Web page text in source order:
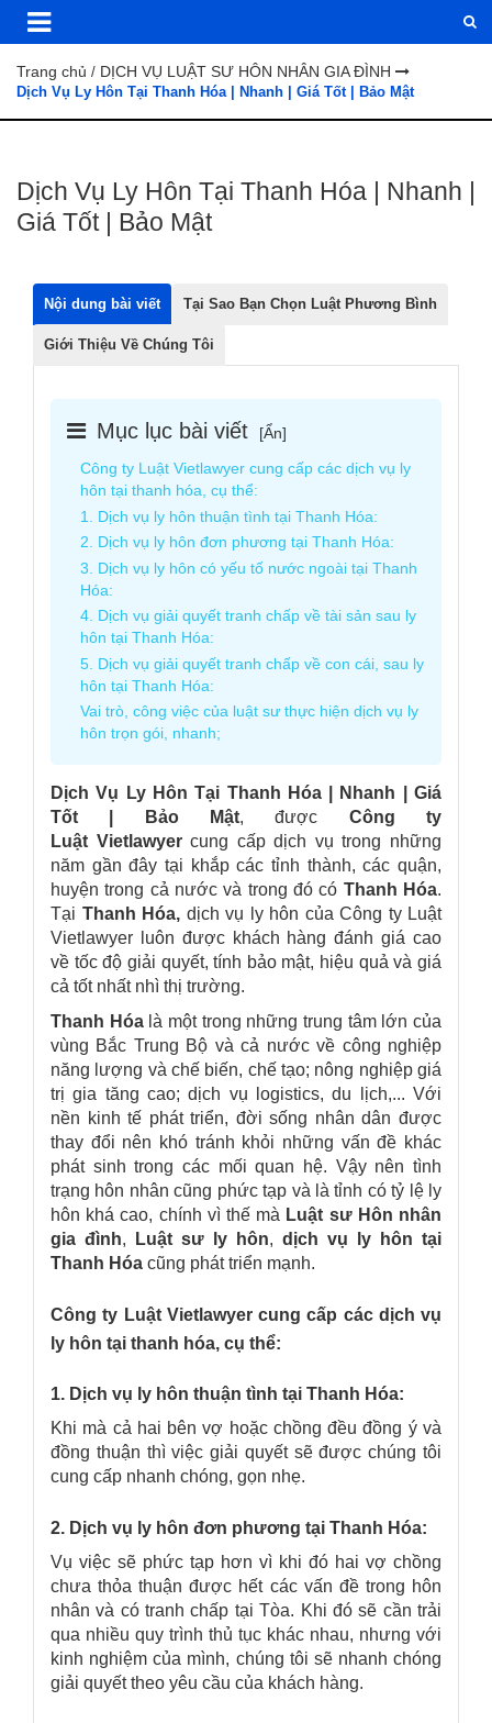
Trang chủ / DỊCH VỤ LUẬT SƯ HÔN NHÂN GIA ĐÌNH
Dịch Vụ Ly Hôn Tại Thanh Hóa | Nhanh | Giá Tốt | Bảo Mật
Dịch Vụ Ly Hôn Tại Thanh Hóa | Nhanh |
Giá Tốt | Bảo Mật
Nội dung bài viết Tại Sao Bạn Chọn Luật Phương Bình
Giới Thiệu Về Chúng Tôi
Mục lục bài viết [Ẩn]
Công ty Luật Vietlawyer cung cấp các dịch vụ ly
hôn tại thanh hóa, cụ thể:
1. Dịch vụ ly hôn thuận tình tại Thanh Hóa:
2. Dịch vụ ly hôn đơn phương tại Thanh Hóa:
3. Dịch vụ ly hôn có yếu tố nước ngoài tại Thanh
Hóa:
4. Dịch vụ giải quyết tranh chấp về tài sản sau ly
hôn tại Thanh Hóa:
5. Dịch vụ giải quyết tranh chấp về con cái, sau ly
hôn tại Thanh Hóa:
Vai trò, công việc của luật sư thực hiện dịch vụ ly
hôn trọn gói, nhanh;
Dịch Vụ Ly Hôn Tại Thanh Hóa| Nhanh | Giá
Tốt | Bảo Mật, được Công ty
Luật Vietlawyercung cấp dịch vụ trong những
năm gần đây tại khắp các tỉnh thành, các quận,
huyện trong cả nước và trong đó có Thanh Hóa.
Tại Thanh Hóa, dịch vụ ly hôn của Công ty Luật
Vietlawyer luôn được khách hàng đánh giá cao
về tốc độ giải quyết, tính bảo mật, hiệu quả và giá
cả tốt nhất nhì thị trường.
Thanh Hóa là một trong những trung tâm lớn của
vùng Bắc Trung Bộ và cả nước về công nghiệp
năng lượng và chế biến, chế tạo; nông nghiệp giá
trị gia tăng cao; dịch vụ logistics, du lịch,... Với
nền kinh tế phát triển, đời sống nhân dân được
thay đổi nên khó tránh khỏi những vấn đề khác
phát sinh trong các mối quan hệ. Vậy nên tình
trạng hôn nhân cũng phức tạp và là tỉnh có tỷ lệ ly
hôn khá cao, chính vì thế mà Luật sư Hôn nhân
gia đình, Luật sư ly hôn, dịch vụ ly hôn tại
Thanh Hóa cũng phát triển mạnh.
Công ty Luật Vietlawyer cung cấp các dịch vụ
ly hôn tại thanh hóa, cụ thể:
1. Dịch vụ ly hôn thuận tình tại Thanh Hóa:
Khi mà cả hai bên vợ hoặc chồng đều đồng ý và
đồng thuận thì việc giải quyết sẽ được chúng tôi
cung cấp nhanh chóng, gọn nhẹ.
2. Dịch vụ ly hôn đơn phương tại Thanh Hóa:
Vụ việc sẽ phức tạp hơn vì khi đó hai vợ chồng
chưa thỏa thuận được hết các vấn đề trong hôn
nhân và có tranh chấp tại Tòa. Khi đó sẽ cần trải
qua nhiều quy trình thủ tục khác nhau, nhưng với
kinh nghiệm của mình, chúng tôi sẽ nhanh chóng
giải quyết theo yêu cầu của khách hàng.